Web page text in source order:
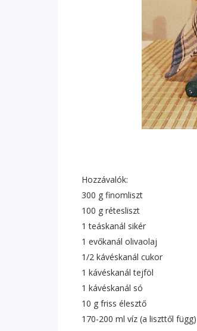
Hozzávalók:
300 g finomliszt
100 g rétesliszt
1 teáskanál sikér
1 evőkanál olivaolaj
1/2 kávéskanál cukor
1 kávéskanál tejföl
1 kávéskanál só
10 g friss élesztő
170-200 ml víz (a liszttől függ)